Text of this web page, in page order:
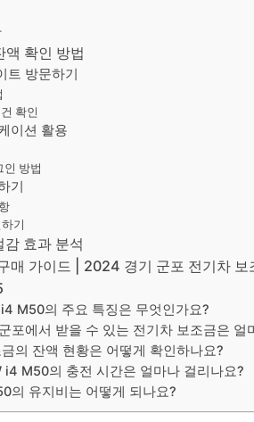
액 확인 방법
트 방문하기
확인
이션 활용
인 방법
기
기
효과 분석
가이드 | 2024 경기 군포 전기차 보
M50의 주요 특징은 무엇인가요?
포에서 받을 수 있는 전기차 보조금은 얼
의 잔액 현황은 어떻게 확인하나요?
M50의 충전 시간은 얼마나 걸리나요?
의 유지비는 어떻게 되나요?